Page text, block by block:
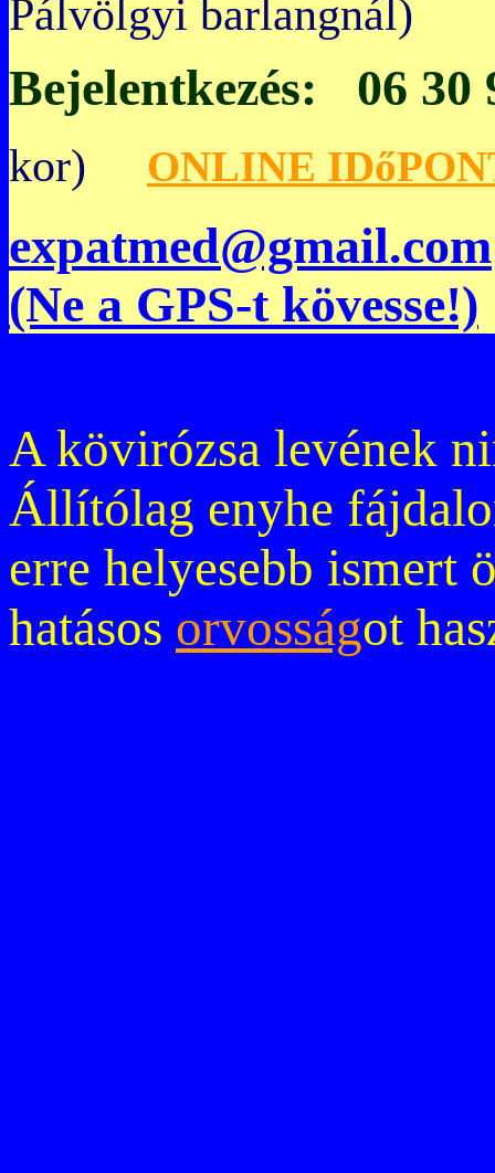
Pálvölgyi
Bejelentkezés: 06 30
kor) ONLINE
expatmed@gmail.com
(Ne a GPS-t kövesse!)
A kövirózsa levének
Állítólag enyhe
erre helyesebb ismert
hatásos orvosságot